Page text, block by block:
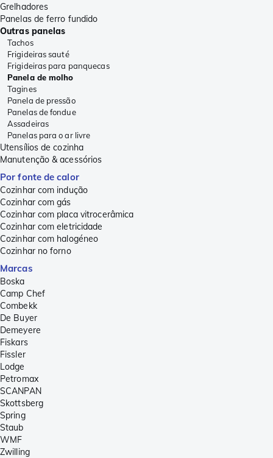
Grelhadores
Panelas de ferro fundido
Outras panelas
Tachos
Frigideiras sauté
Frigideiras para panquecas
Panela de molho
Tagines
Panela de pressão
Panelas de fondue
Assadeiras
Panelas para o ar livre
Utensílios de cozinha
Manutenção & acessórios
Por fonte de calor
Cozinhar com indução
Cozinhar com gás
Cozinhar com placa vitrocerâmica
Cozinhar com eletricidade
Cozinhar com halogéneo
Cozinhar no forno
Marcas
Boska
Camp Chef
Combekk
De Buyer
Demeyere
Fiskars
Fissler
Lodge
Petromax
SCANPAN
Skottsberg
Spring
Staub
WMF
Zwilling